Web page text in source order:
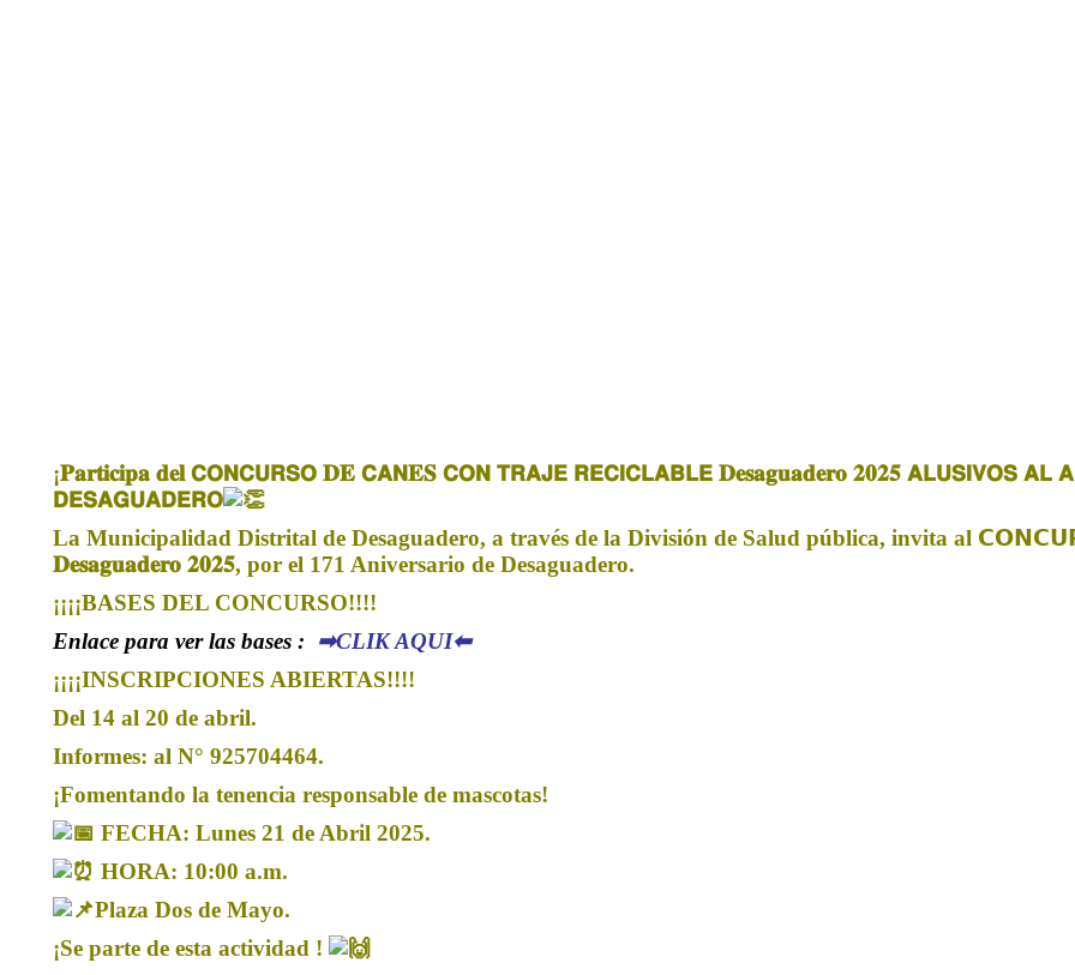
¡𝐏𝐚𝐫𝐭𝐢𝐜𝐢𝐩𝐚 𝐝𝐞𝐥 𝗖𝗢𝗡𝗖𝗨𝗥𝗦𝗢 𝐃𝐄 𝗖𝗔𝗡𝐄𝐒 𝗖𝗢𝗡 𝗧𝗥𝗔𝗝𝗘 𝗥𝗘𝗖𝗜𝗖𝗟𝗔𝗕𝗟𝗘 𝐃𝐞𝐬𝐚𝐠𝐮𝐚𝐝𝐞𝐫𝐨 𝟐𝟎𝟐𝟓 𝗔𝗟𝗨𝗦𝗜𝗩𝗢𝗦 𝗔𝗟
𝗗𝗘𝗦𝗔𝗚𝗨𝗔𝗗𝗘𝗥𝗢
La Municipalidad Distrital de Desaguadero, a través de la División de Salud pública, invita
𝐃𝐞𝐬𝐚𝐠𝐮𝐚𝐝𝐞𝐫𝐨 𝟐𝟎𝟐𝟓, por el 171 Aniversario de Desaguadero.
¡¡¡¡BASES DEL CONCURSO!!!!
Enlace para ver las bases :
➡CLIK AQUI⬅
¡¡¡¡INSCRIPCIONES ABIERTAS!!!!
Del 14 al 20 de abril.
Informes: al N° 925704464.
¡Fomentando la tenencia responsable de mascotas!
FECHA: Lunes 21 de Abril 2025.
HORA: 10:00 a.m.
Plaza Dos de Mayo.
¡Se parte de esta actividad !